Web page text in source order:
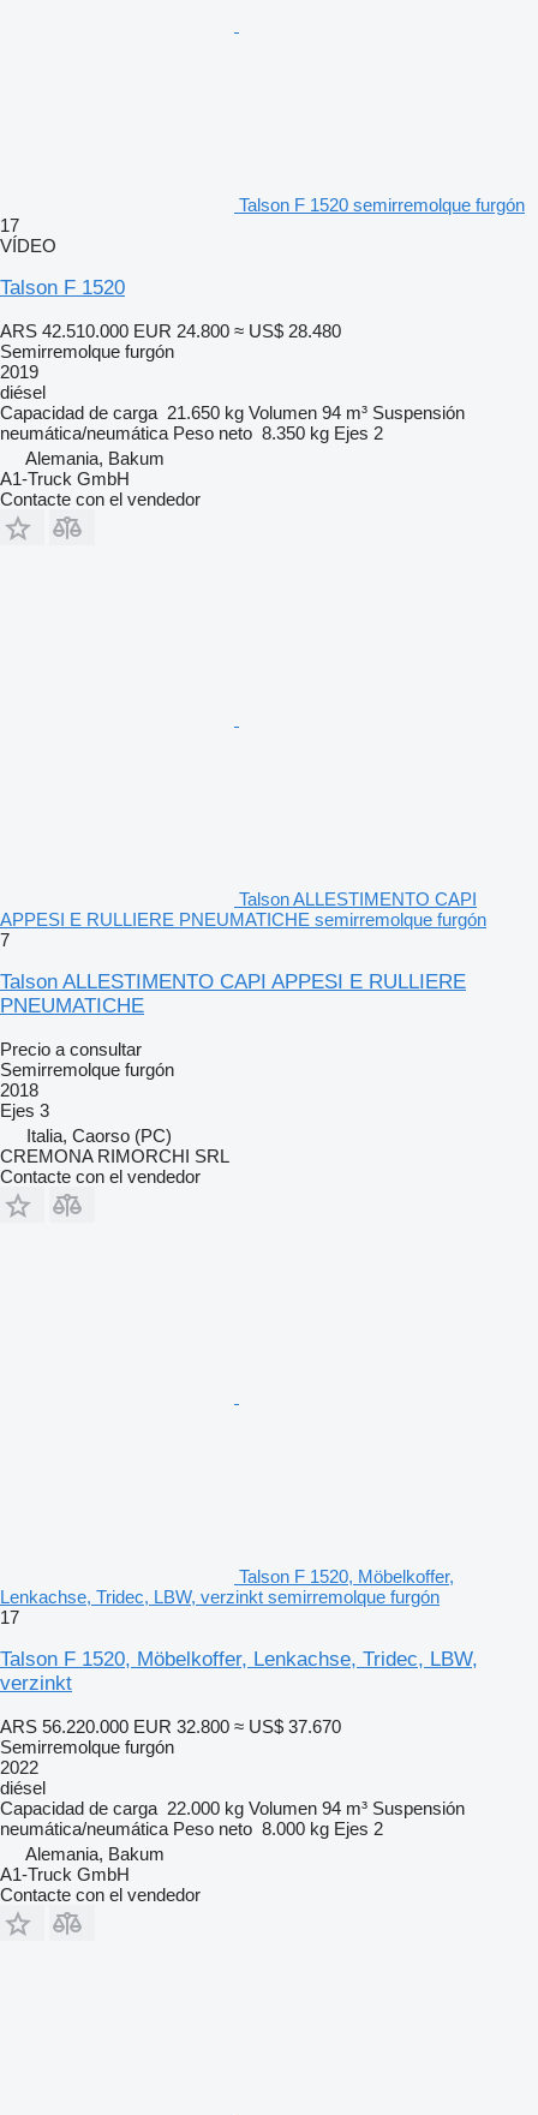
Talson F 1520 semirremolque furgón
17
VÍDEO
Talson F 1520
ARS 42.510.000 EUR 24.800 ≈ US$ 28.480
Semirremolque furgón
2019
diésel
Capacidad de carga 21.650 kg Volumen 94 m³ Suspensión
neumática/neumática Peso neto 8.350 kg Ejes 2
Alemania, Bakum
A1-Truck GmbH
Contacte con el vendedor
Talson ALLESTIMENTO CAPI
APPESI E RULLIERE PNEUMATICHE semirremolque furgón
7
Talson ALLESTIMENTO CAPI APPESI E RULLIERE
PNEUMATICHE
Precio a consultar
Semirremolque furgón
2018
Ejes 3
Italia, Caorso (PC)
CREMONA RIMORCHI SRL
Contacte con el vendedor
Talson F 1520, Möbelkoffer,
Lenkachse, Tridec, LBW, verzinkt semirremolque furgón
17
Talson F 1520, Möbelkoffer, Lenkachse, Tridec, LBW,
verzinkt
ARS 56.220.000 EUR 32.800 ≈ US$ 37.670
Semirremolque furgón
2022
diésel
Capacidad de carga 22.000 kg Volumen 94 m³ Suspensión
neumática/neumática Peso neto 8.000 kg Ejes 2
Alemania, Bakum
A1-Truck GmbH
Contacte con el vendedor